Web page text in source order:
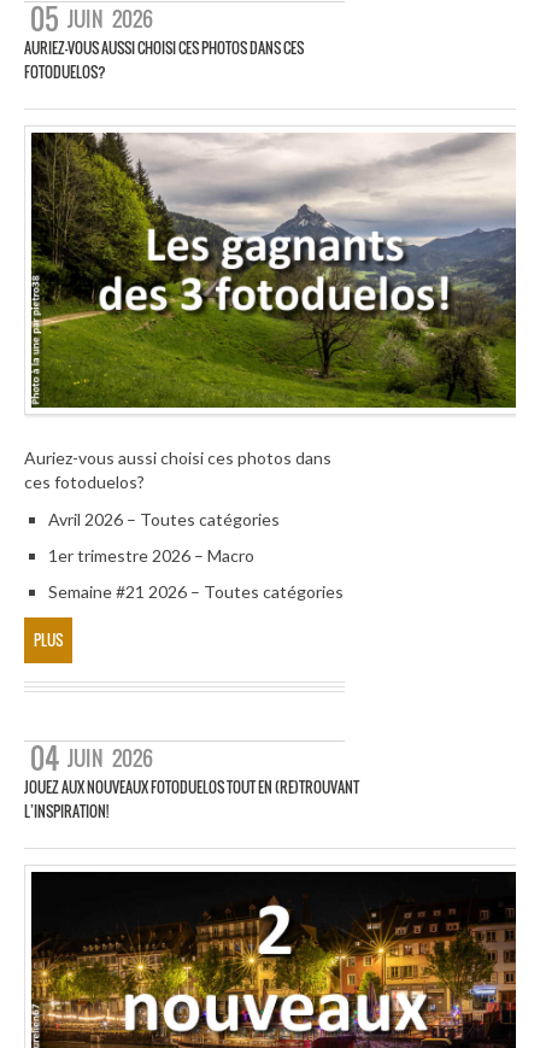
05 JUIN 2026
AURIEZ-VOUS AUSSI CHOISI CES PHOTOS DANS CES
FOTODUELOS?
Auriez-vous aussi choisi ces photos dans
ces fotoduelos?
Avril 2026 – Toutes catégories
1er trimestre 2026 – Macro
Semaine #21 2026 – Toutes catégories
PLUS
04 JUIN 2026
JOUEZ AUX NOUVEAUX FOTODUELOS TOUT EN (RE)TROUVANT
L’INSPIRATION!